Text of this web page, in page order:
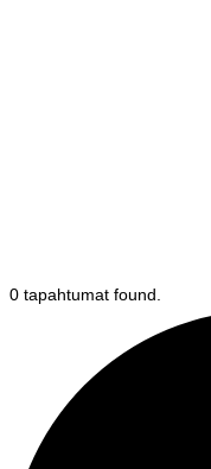
0 tapahtumat found.